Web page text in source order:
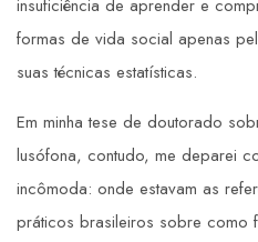
insuficiência de aprender e
formas de vida social apenas
suas técnicas estatísticas.
Em minha tese de doutorado
lusófona, contudo, me deparei
incômoda: onde estavam as
práticos brasileiros sobre como